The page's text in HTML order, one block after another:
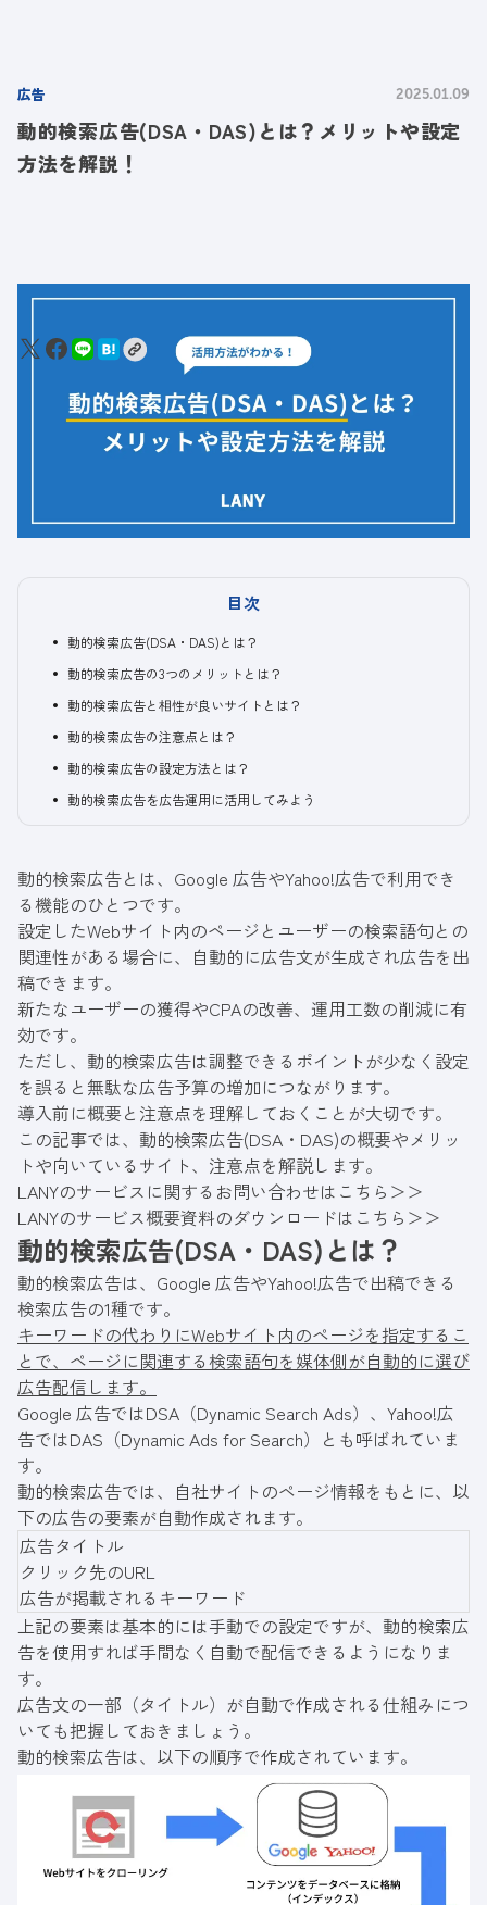
広告 2025.01.09
動的検索広告(DSA・DAS)とは？メリットや設定
方法を解説！
目次
動的検索広告(DSA・DAS)とは？
動的検索広告の3つのメリットとは？
動的検索広告と相性が良いサイトとは？
動的検索広告の注意点とは？
動的検索広告の設定方法とは？
動的検索広告を広告運用に活用してみよう
動的検索広告とは、Google 広告やYahoo!広告で利用でき
る機能のひとつです。
設定したWebサイト内のページとユーザーの検索語句との
関連性がある場合に、自動的に広告文が生成され広告を出
稿できます。
新たなユーザーの獲得やCPAの改善、運用工数の削減に有
効です。
ただし、動的検索広告は調整できるポイントが少なく設定
を誤ると無駄な広告予算の増加につながります。
導入前に概要と注意点を理解しておくことが大切です。
この記事では、動的検索広告(DSA・DAS)の概要やメリッ
トや向いているサイト、注意点を解説します。
LANYのサービスに関するお問い合わせはこちら＞＞
LANYのサービス概要資料のダウンロードはこちら＞＞
動的検索広告(DSA・DAS)とは？
動的検索広告は、Google 広告やYahoo!広告で出稿できる
検索広告の1種です。
キーワードの代わりにWebサイト内のページを指定するこ
とで、ページに関連する検索語句を媒体側が自動的に選び
広告配信します。
Google 広告ではDSA（Dynamic Search Ads）、Yahoo!広
告ではDAS（Dynamic Ads for Search）とも呼ばれていま
す。
動的検索広告では、自社サイトのページ情報をもとに、以
下の広告の要素が自動作成されます。
広告タイトル
クリック先のURL
広告が掲載されるキーワード
上記の要素は基本的には手動での設定ですが、動的検索広
告を使用すれば手間なく自動で配信できるようになりま
す。
広告文の一部（タイトル）が自動で作成される仕組みにつ
いても把握しておきましょう。
動的検索広告は、以下の順序で作成されています。